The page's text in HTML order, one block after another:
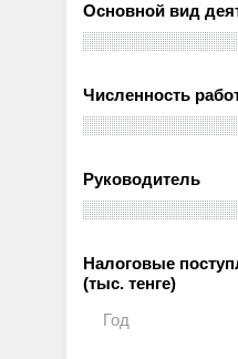
Основной вид
Численность
Руководитель
Налоговые
(тыс. тенге)